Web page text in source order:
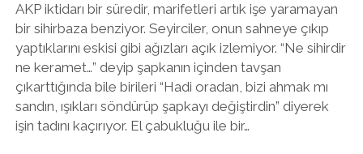
AKP iktidarı bir süredir, marifetleri artık işe yaramayan
bir sihirbaza benziyor. Seyirciler, onun sahneye çıkıp
yaptıklarını eskisi gibi ağızları açık izlemiyor. “Ne sihirdir
ne keramet…” deyip şapkanın içinden tavşan
çıkarttığında bile birileri “Hadi oradan, bizi ahmak mı
sandın, ışıkları söndürüp şapkayı değiştirdin” diyerek
işin tadını kaçırıyor. El çabukluğu ile bir…